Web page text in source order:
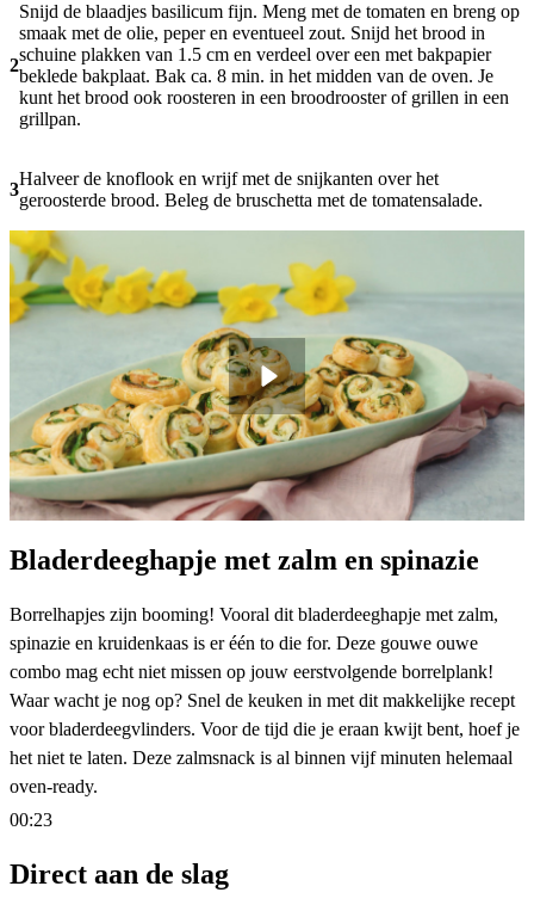
2
Snijd de blaadjes basilicum fijn. Meng met de tomaten en breng op
smaak met de olie, peper en eventueel zout. Snijd het brood in
schuine plakken van 1.5 cm en verdeel over een met bakpapier
beklede bakplaat. Bak ca. 8 min. in het midden van de oven. Je
kunt het brood ook roosteren in een broodrooster of grillen in een
grillpan.
3
Halveer de knoflook en wrijf met de snijkanten over het
geroosterde brood. Beleg de bruschetta met de tomatensalade.
Bladerdeeghapje met zalm en spinazie
Borrelhapjes zijn booming! Vooral dit bladerdeeghapje met zalm,
spinazie en kruidenkaas is er één to die for. Deze gouwe ouwe
combo mag echt niet missen op jouw eerstvolgende borrelplank!
Waar wacht je nog op? Snel de keuken in met dit makkelijke recept
voor bladerdeegvlinders. Voor de tijd die je eraan kwijt bent, hoef je
het niet te laten. Deze zalmsnack is al binnen vijf minuten helemaal
oven-ready.
00:23
Direct aan de slag